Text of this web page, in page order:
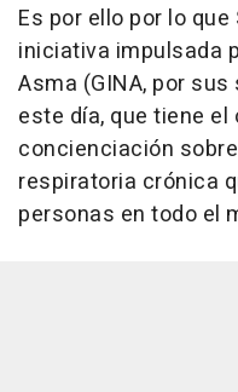
Es por ello por lo que
iniciativa impulsada
Asma (GINA, por
este día, que tiene
concienciación
respiratoria crónica
personas en todo el